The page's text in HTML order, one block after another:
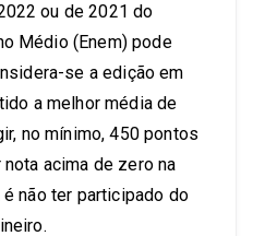
ou de 2021 do
Médio (Enem) pode
se a edição em
a melhor média de
no mínimo, 450 pontos
acima de zero na
não ter participado do